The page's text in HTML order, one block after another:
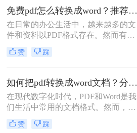
为大家详细介绍电脑文件pdf怎么转
word的方法。
免费pdf怎么转换成word？推荐这三种方法给你！
在日常的办公生活中，越来越多的文
件和资料以PDF格式存在。然而有时
我们需要对这些PDF文件进行修改、
编辑或重新利用其中的内容，而面对
Word的方法就很重要了。但是大家了
解哪些pdf转word技巧呢？下面就教大
家免费pdf怎么转换成word方法，快来
看看有没有适合你的吧！
赞 踩
如何把pdf转换成word文档？分享三种简单方法~
在现代数字化时代，PDF和Word是我
们生活中常用的文档格式。然而，有
时候我们需要将PDF转换成Word文
档，以方便编辑、更改或重复利用其
赞 踩